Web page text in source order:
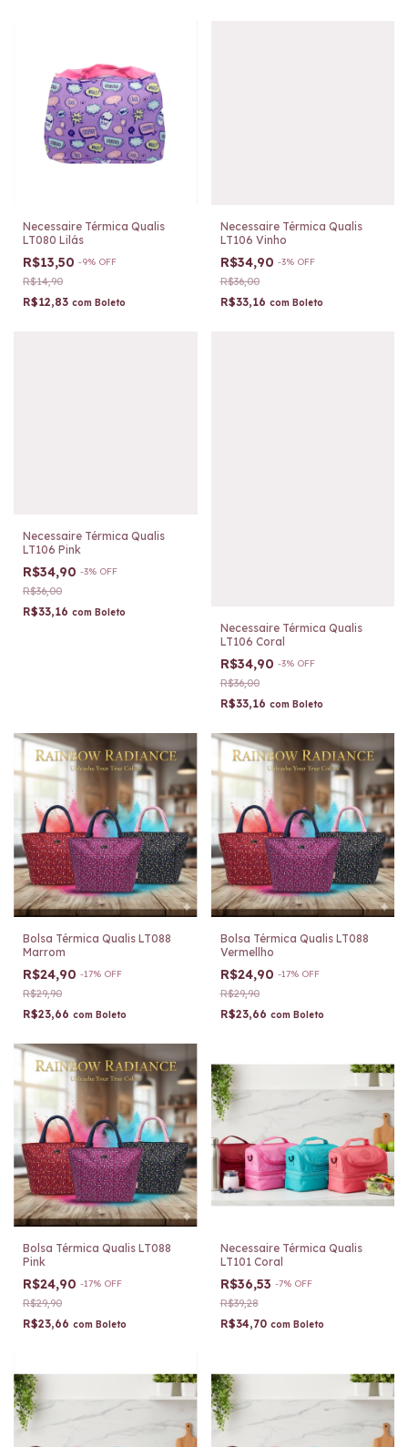
Necessaire Térmica Qualis
LT080 Lilás
R$13,50 -9% OFF
R$14,90
R$12,83 com Boleto
Necessaire Térmica Qualis
LT106 Vinho
R$34,90 -3% OFF
R$36,00
R$33,16 com Boleto
Necessaire Térmica Qualis
LT106 Pink
R$34,90 -3% OFF
R$36,00
R$33,16 com Boleto
Necessaire Térmica Qualis
LT106 Coral
R$34,90 -3% OFF
R$36,00
R$33,16 com Boleto
Bolsa Térmica Qualis LT088
Marrom
R$24,90 -17% OFF
R$29,90
R$23,66 com Boleto
Bolsa Térmica Qualis LT088
Vermellho
R$24,90 -17% OFF
R$29,90
R$23,66 com Boleto
Bolsa Térmica Qualis LT088
Pink
R$24,90 -17% OFF
R$29,90
R$23,66 com Boleto
Necessaire Térmica Qualis
LT101 Coral
R$36,53 -7% OFF
R$39,28
R$34,70 com Boleto